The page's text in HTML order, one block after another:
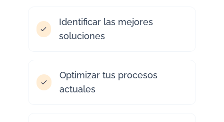
Identificar las mejores
soluciones
Optimizar tus procesos
actuales